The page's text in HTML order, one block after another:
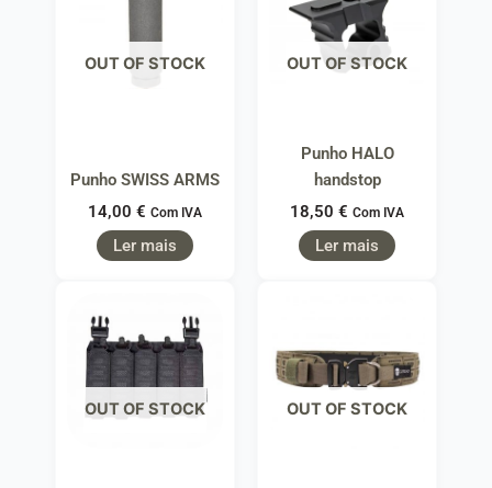
OUT OF STOCK
Punho SWISS ARMS
14,00 € Com IVA
Ler mais
OUT OF STOCK
Punho HALO
handstop
18,50 € Com IVA
Ler mais
OUT OF STOCK OUT OF STOCK